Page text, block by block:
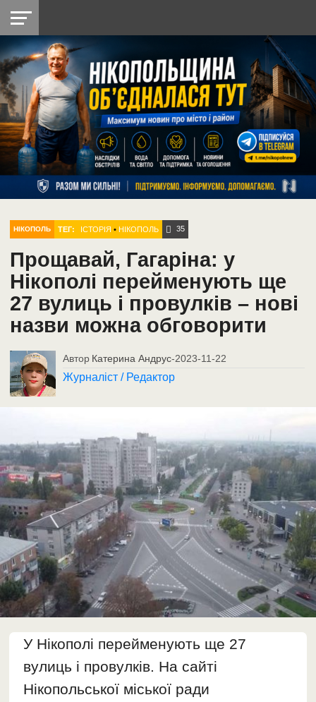
НІКОПОЛЬ
РАЙОН
СІЧЕСЛАВСЬКА
УКРАЇНА
РЕТРО
НІКОПОЛЬ
ЛАЙТ
УКРАЇНА
ДОПОМОГА
РАДІО
НІКОПОЛЬ ТЕГ: ІСТОРІЯ •НІКОПОЛЬ 35
Прощавай, Гагаріна: у
Нікополі перейменують ще
27 вулиць і провулків – нові
назви можна обговорити
Автор Катерина Андрус-2023-11-22
Журналіст / Редактор
У Нікополі перейменують ще 27
вулиць і провулків. На сайті
Нікопольської міської ради